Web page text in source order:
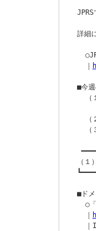
詳細
■今
（
（
（
（１
■ド
○
｜